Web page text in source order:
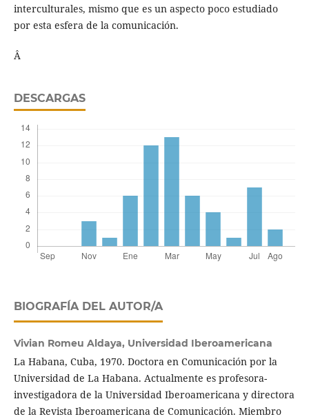
interculturales, mismo que es un aspecto poco estudiado
por esta esfera de la comunicación.
Â
DESCARGAS
BIOGRAFÍA DEL AUTOR/A
Vivian Romeu Aldaya, Universidad Iberoamericana
La Habana, Cuba, 1970. Doctora en Comunicación por la
Universidad de La Habana. Actualmente es profesora-
investigadora de la Universidad Iberoamericana y directora
de la Revista Iberoamericana de Comunicación. Miembro